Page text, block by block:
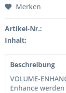
Merken
Artikel-Nr.:
Inhalt:
Beschreibung
VOLUME-
Enhance